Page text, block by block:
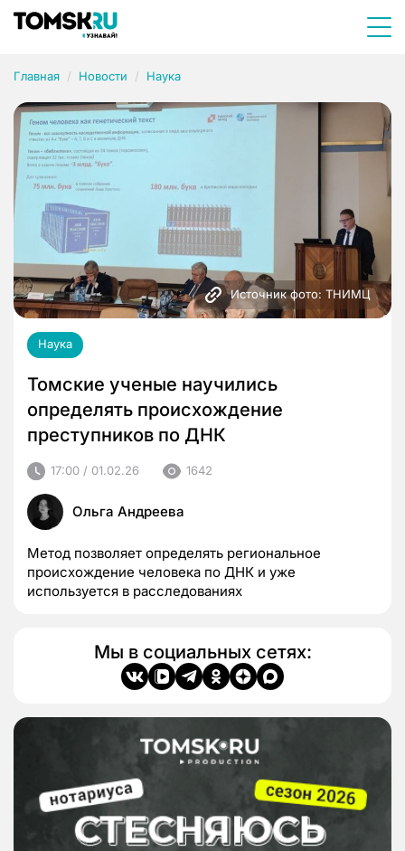
Главная Новости Наука
Источник фото: ТНИМЦ
Наука
Томские ученые научились
определять происхождение
преступников по ДНК
17:00 / 01.02.26 1642
Ольга Андреева
Метод позволяет определять региональное
происхождение человека по ДНК и уже
используется в расследованиях
Мы в социальных сетях: